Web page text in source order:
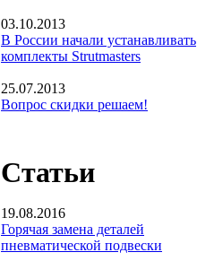
03.10.2013
В России начали устанавливать
комплекты Strutmasters
25.07.2013
Вопрос скидки решаем!
Статьи
19.08.2016
Горячая замена деталей
пневматической подвески